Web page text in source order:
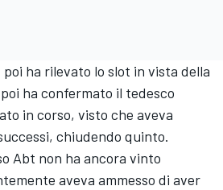
ha rilevato lo slot in vista della
ha confermato il tedesco
in corso, visto che aveva
chiudendo quinto.
Abt non ha ancora vinto
aveva ammesso di aver